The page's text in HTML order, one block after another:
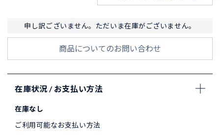
申し訳ございません。ただいま在庫がございません。
商品についてのお問い合わせ
在庫状況 / お支払い方法
在庫なし
ご利用可能なお支払い方法